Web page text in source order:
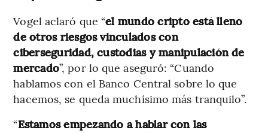
Vogel aclaró que “el mundo cripto está lleno
de otros riesgos vinculados con
ciberseguridad, custodias y manipulación de
mercado”, por lo que aseguró: “Cuando
hablamos con el Banco Central sobre lo que
hacemos, se queda muchísimo más tranquilo”.
“Estamos empezando a hablar con las